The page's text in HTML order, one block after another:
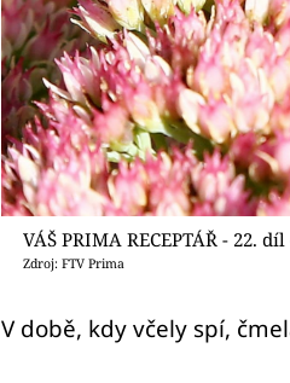
VÁŠ PRIMA RECEPTÁŘ - 22.
Zdroj: FTV Prima
V době, kdy včely spí,